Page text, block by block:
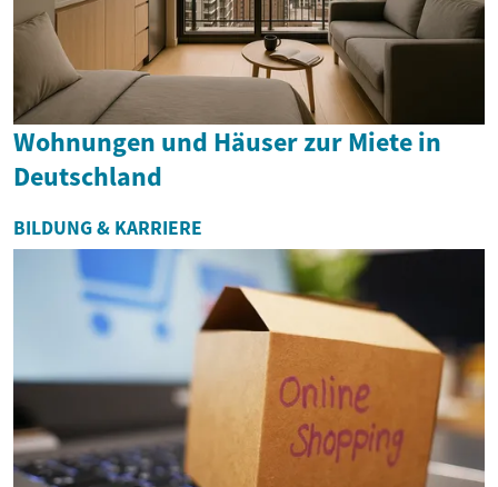
Wohnungen und Häuser zur Miete in
Deutschland
BILDUNG & KARRIERE